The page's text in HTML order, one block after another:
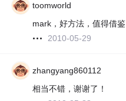
toomworld
mark，好方法，值得借鉴
2010-05-29
zhangyang860112
相当不错，谢谢了！